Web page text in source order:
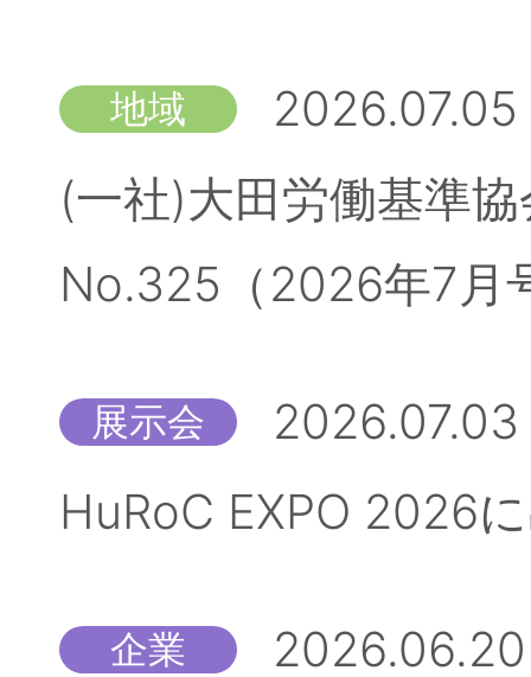
地域
2026.07.05
(一社)大田労働基準
No.325（2026年7月
展示会
2026.07.03
HuRoC EXPO 2026
企業
2026.06.20